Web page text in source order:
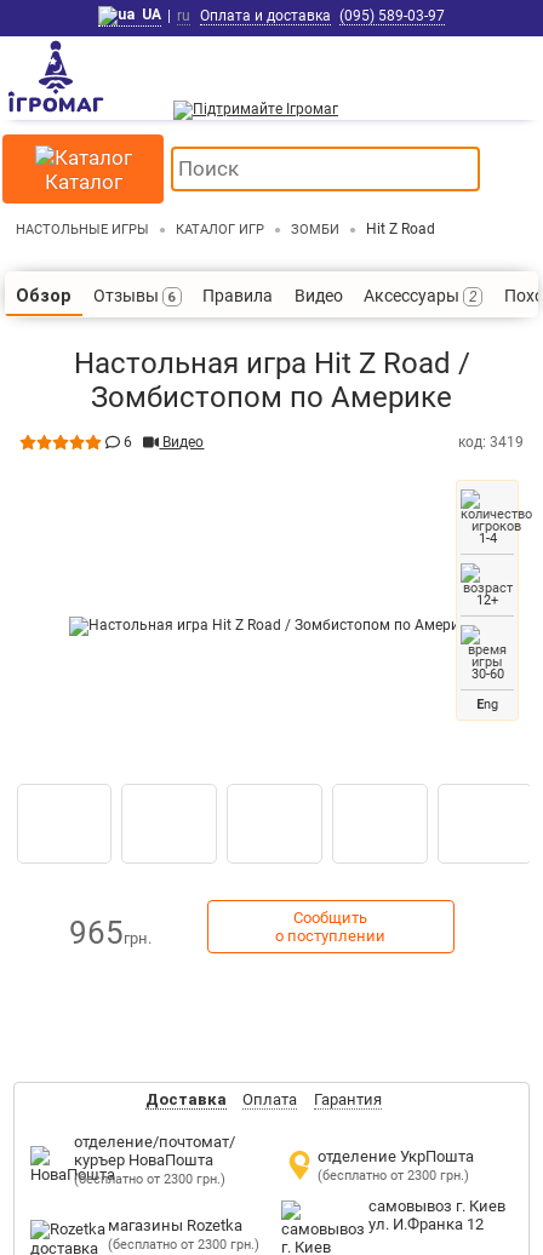
UA | ru Оплата и доставка (095) 589-03-97
Каталог
НАСТОЛЬНЫЕ ИГРЫ КАТАЛОГ ИГР ЗОМБИ Hit Z Road
Обзор Отзывы 6 Правила Видео Аксессуары 2
Настольная игра Hit Z Road /
Зомбистопом по Америке
6 Видео код: 3419
1-4
12+
30-60
Eng
965грн.
Сообщить
о поступлении
Доставка Оплата Гарантия
отделение/почтомат/
куръер НоваПошта
(бесплатно от 2300 грн.)
отделение УкрПошта
(бесплатно от 2300 грн.)
магазины Rozetka
(бесплатно от 2300 грн.)
самовывоз г. Киев
ул. И.Франка 12